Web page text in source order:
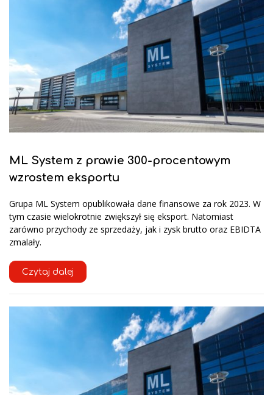
ML System z prawie 300-procentowym
wzrostem eksportu
Grupa ML System opublikowała dane finansowe za rok 2023. W
tym czasie wielokrotnie zwiększył się eksport. Natomiast
zarówno przychody ze sprzedaży, jak i zysk brutto oraz EBIDTA
zmalały.
Czytaj dalej